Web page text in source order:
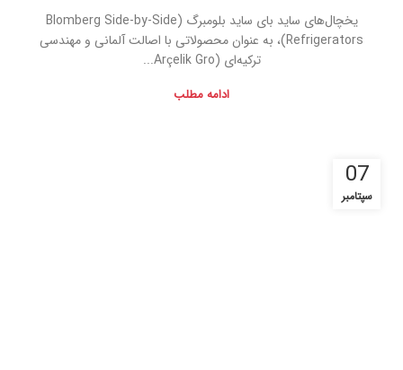
یخچال‌های ساید بای ساید بلومبرگ (Blomberg Side-by-Side
Refrigerators)، به عنوان محصولاتی با اصالت آلمانی و مهندسی
ترکیه‌ای (Arçelik Gro...
ادامه مطلب
07
سپتامبر